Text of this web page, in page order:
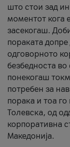
што стои зад
моментот кога
засекогаш.
пораката
одговорното
безбедноста
понекогаш
потребен за
порака и тоа
Толевска, од
корпоративна
Македонија.